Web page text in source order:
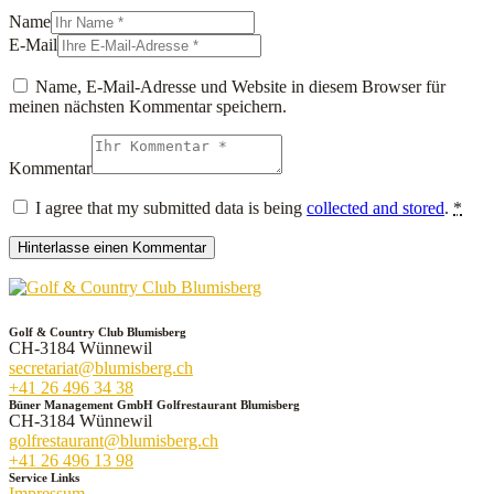
Name
E-Mail
Name, E-Mail-Adresse und Website in diesem Browser für
meinen nächsten Kommentar speichern.
Kommentar
I agree that my submitted data is being collected and stored. *
Golf & Country Club Blumisberg
CH-3184 Wünnewil
secretariat@blumisberg.ch
+41 26 496 34 38
Büner Management GmbH Golfrestaurant Blumisberg
CH-3184 Wünnewil
golfrestaurant@blumisberg.ch
+41 26 496 13 98
Service Links